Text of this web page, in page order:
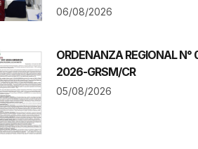
06/08/2026
ORDENANZA REGIONAL N°
2026-GRSM/CR
05/08/2026